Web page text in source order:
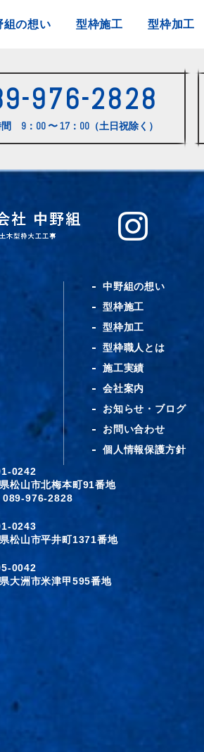
組の想い 型枠施工 型枠加工
976-2828
9：00 〜 17：00（土日祝除く）
中野組の想い
型枠施工
型枠加工
型枠職人とは
施工実績
会社案内
お知らせ・ブログ
お問い合わせ
個人情報保護方針
0242
松山市北梅本町91番地
089-976-2828
0243
松山市平井町1371番地
0042
大洲市米津甲595番地